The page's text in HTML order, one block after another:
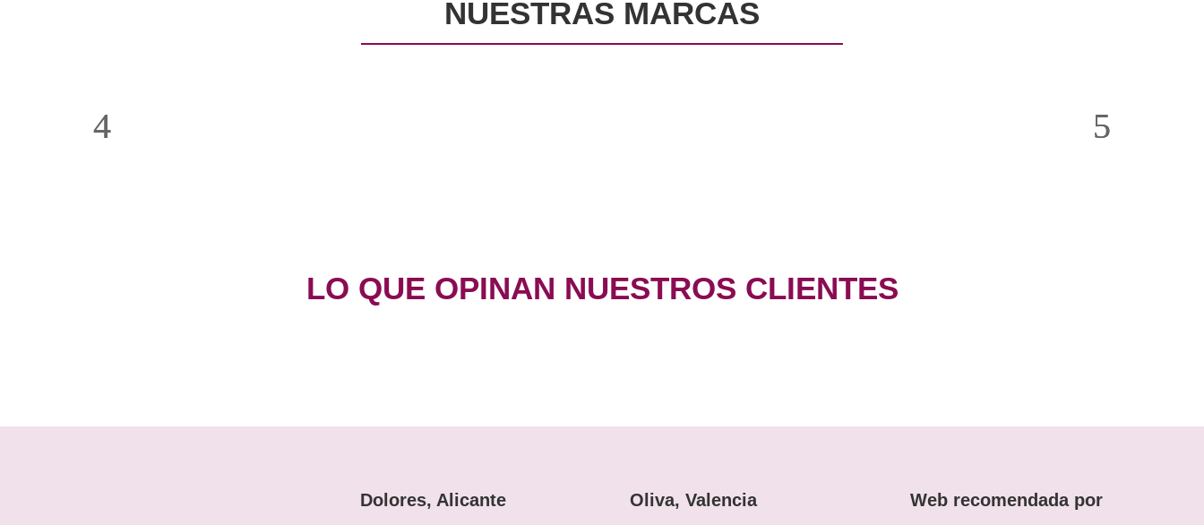
NUESTRAS MARCAS
LO QUE OPINAN NUESTROS CLIENTES
Dolores, Alicante Oliva, Valencia Web recomendada por